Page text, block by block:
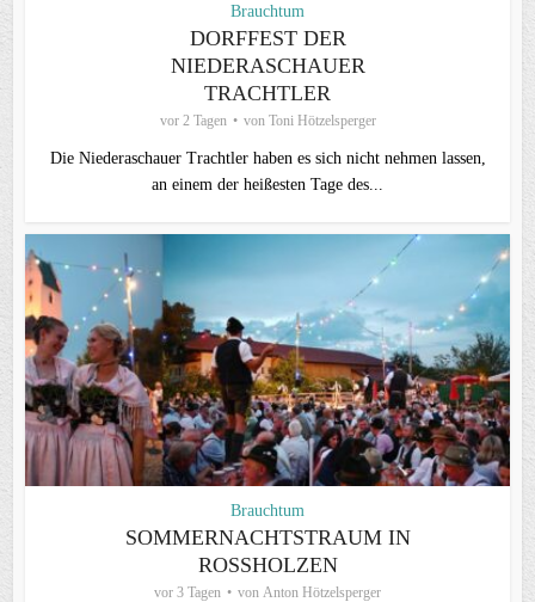
Brauchtum
DORFFEST DER
NIEDERASCHAUER
TRACHTLER
vor 2 Tagen von Toni Hötzelsperger
Die Niederaschauer Trachtler haben es sich nicht nehmen lassen,
an einem der heißesten Tage des...
Brauchtum
SOMMERNACHTSTRAUM IN
ROSSHOLZEN
vor 3 Tagen von Anton Hötzelsperger